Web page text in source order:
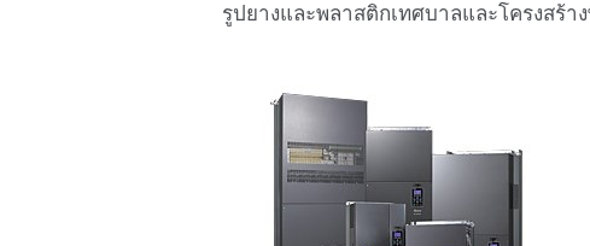
รูปยางและพลาสติกเทศบาลและโครงสร้